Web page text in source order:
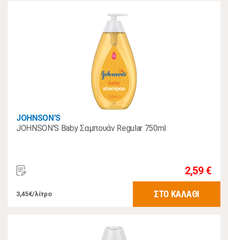
JOHNSON'S
JOHNSON'S Baby Σαμπουάν Regular 750ml
2,59 €
3,45€/λίτρο ΣΤΟ ΚΑΛΑΘΙ